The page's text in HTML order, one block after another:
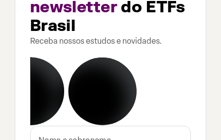
newsletterdo ETFs
Brasil
Receba nossos estudos e novidades.